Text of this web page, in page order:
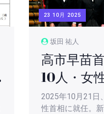
23 10月 2025
坂田 祐人
高市早苗
10人・女
閣が誕生
2025年10月21日
性首相に就任。